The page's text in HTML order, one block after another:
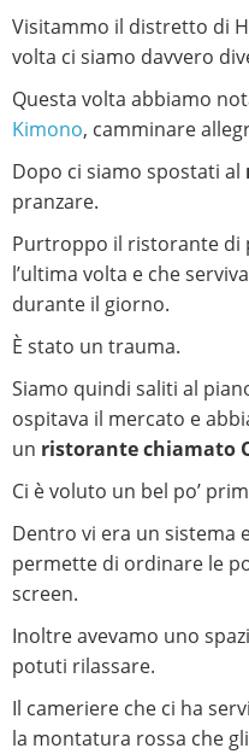
Visitammo il distretto di
volta ci siamo davvero
Questa volta abbiamo
Kimono, camminare
Dopo ci siamo spostati al
pranzare.
Purtroppo il ristorante di
l’ultima volta e che
durante il giorno.
È stato un trauma.
Siamo quindi saliti al
ospitava il mercato e
un ristorante chiamato
Ci è voluto un bel po’
Dentro vi era un sistema
permette di ordinare le
screen.
Inoltre avevamo uno
potuti rilassare.
Il cameriere che ci ha
la montatura rossa che